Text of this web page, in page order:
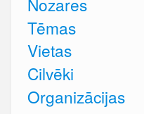
Tēmas
Vietas
Cilvēki
Organizācijas